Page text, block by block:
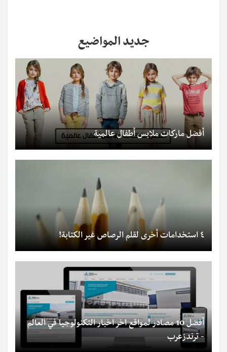
جديد المواضيع
أفضل ماركات ملابس أطفال عالمية
٤ استخدامات أخرى لقلم الرصاص غير الكتابة!
أفضل 10 مصادر لمواقع اخر اخبار التكنولوجيا في العالم
- ترندزعرب